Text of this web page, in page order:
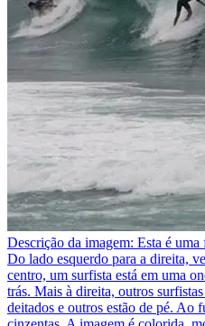
Descrição da imagem: Esta é uma
Do lado esquerdo para a direita,
centro, um surfista está em uma
trás. Mais à direita, outros
deitados e outros estão de pé. Ao